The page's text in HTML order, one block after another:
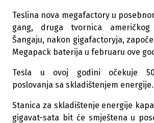
Teslina nova megafactory u
gang, druga tvornica
Šangaju, nakon gigafactoryja,
Megapack baterija u februaru ove
Tesla u ovoj godini očekuje
poslovanja sa skladištenjem energije.
Stanica za skladištenje energije
gigavat-sata bit će smještena u